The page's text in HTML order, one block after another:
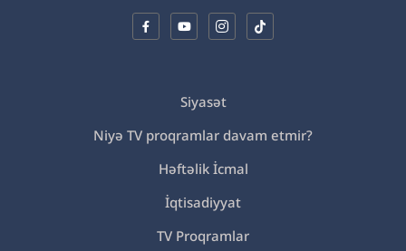
Siyasət
Niyə TV proqramlar davam etmir?
Həftəlik İcmal
İqtisadiyyat
TV Proqramlar